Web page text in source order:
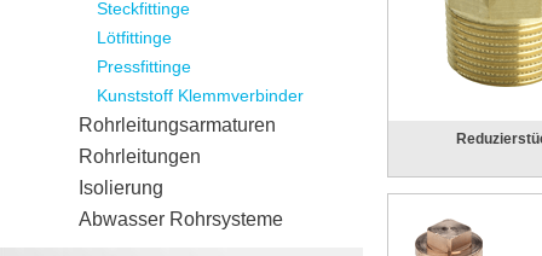
Steckfittinge
Lötfittinge
Pressfittinge
Kunststoff Klemmverbinder
Rohrleitungsarmaturen
Rohrleitungen
Isolierung
Abwasser Rohrsysteme